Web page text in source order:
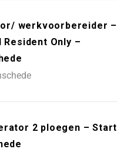
werkvoorbereider –
Resident Only –
2 ploegen – Start